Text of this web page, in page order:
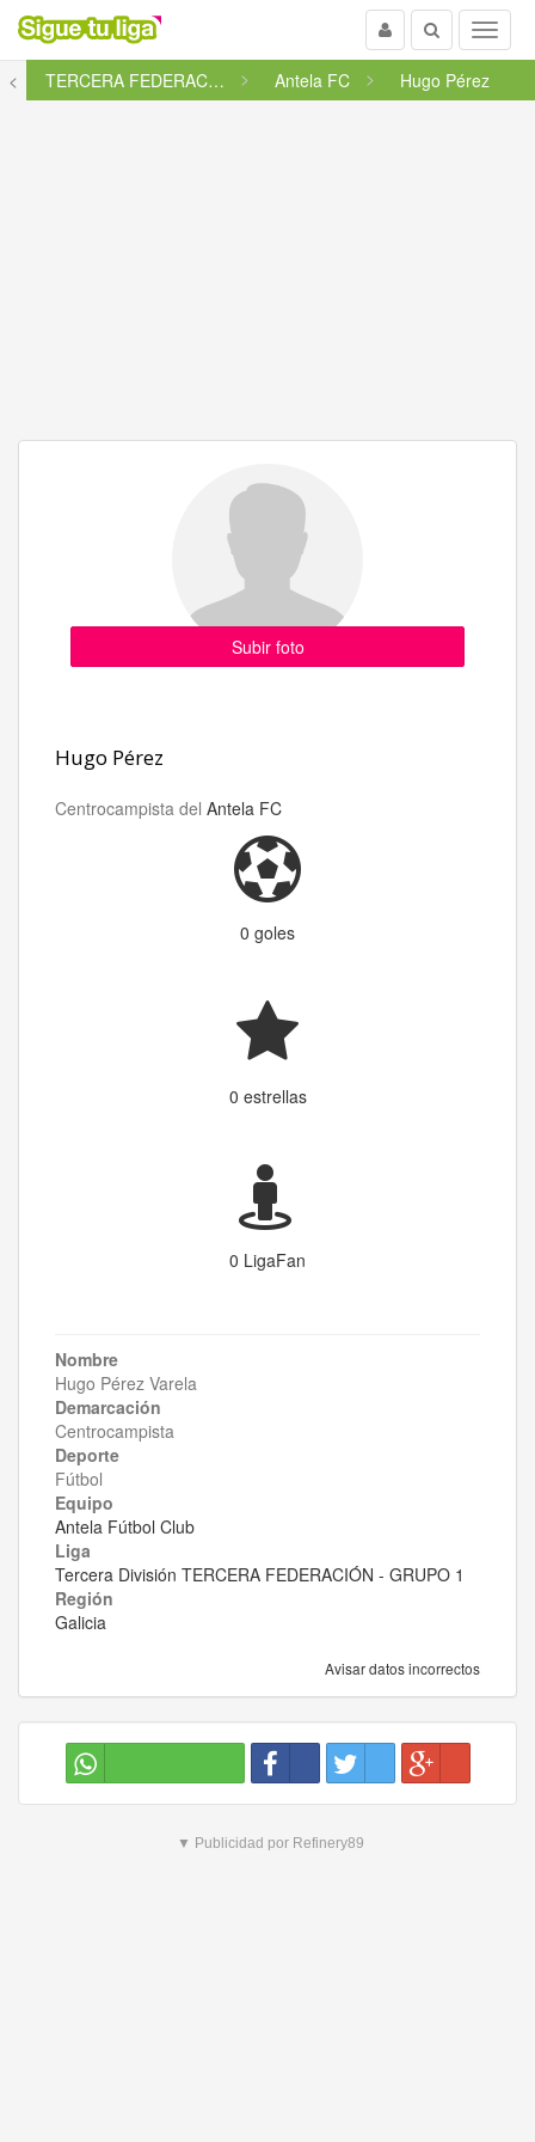
Menu
Buscar
Usuario
<
TERCERA FEDERACIÓN - GRUPO 1 Antela FC Hugo Pérez
Subir foto
Hugo Pérez
Centrocampista del Antela FC
0 goles
0 estrellas
0 LigaFan
Nombre
Hugo Pérez Varela
Demarcación
Centrocampista
Deporte
Fútbol
Equipo
Antela Fútbol Club
Liga
Tercera División TERCERA FEDERACIÓN - GRUPO 1
Región
Galicia
Avisar datos incorrectos
▼ Publicidad por Refinery89